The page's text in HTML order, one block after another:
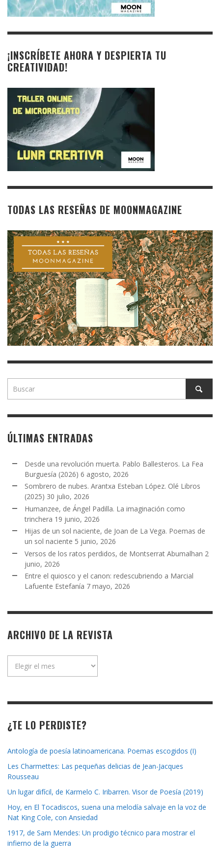
¡INSCRÍBETE AHORA Y DESPIERTA TU
CREATIVIDAD!
TODAS LAS RESEÑAS DE MOONMAGAZINE
ÚLTIMAS ENTRADAS
Desde una revolución muerta. Pablo Ballesteros. La Fea
Burguesía (2026) 6 agosto, 2026
Sombrero de nubes. Arantxa Esteban López. Olé Libros
(2025) 30 julio, 2026
Humanzee, de Ángel Padilla. La imaginación como
trinchera 19 junio, 2026
Hijas de un sol naciente, de Joan de La Vega. Poemas de
un sol naciente 5 junio, 2026
Versos de los ratos perdidos, de Montserrat Abumalhan 2
junio, 2026
Entre el quiosco y el canon: redescubriendo a Marcial
Lafuente Estefanía 7 mayo, 2026
ARCHIVO DE LA REVISTA
¿TE LO PERDISTE?
Antología de poesía latinoamericana. Poemas escogidos (I)
Les Charmettes: Las pequeñas delicias de Jean-Jacques
Rousseau
Un lugar difícil, de Karmelo C. Iribarren. Visor de Poesía (2019)
Hoy, en El Tocadiscos, suena una melodía salvaje en la voz de
Nat King Cole, con Ansiedad
1917, de Sam Mendes: Un prodigio técnico para mostrar el
infierno de la guerra